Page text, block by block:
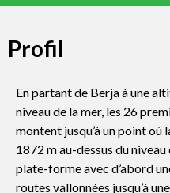
Profil
En partant de Berja à une
niveau de la mer, les 26
montent jusqu’à un point
1872 m au-dessus du
plate-forme avec d’abord
routes vallonnées jusqu’à